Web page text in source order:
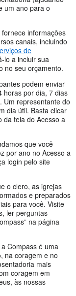
um ano para o
informações
canais, incluindo
de
lo a incluir sua
no seu orçamento.
podem enviar
horas por dia, 7 dias
. Um representante do
dia útil. Basta clicar
da tela do Acesso a
que você
por ano no Acesso a
login pelo site
o clero, as igrejas
e preparados
para você. Visite
ler perguntas
na página
Compass é uma
na coragem e no
mais
coragem em
às nossas